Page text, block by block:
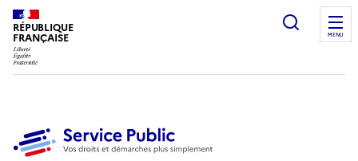
RÉPUBLIQUE
FRANÇAISE
Ouvrir
MENU